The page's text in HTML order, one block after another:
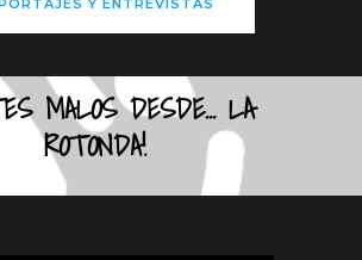
MALOS DESDE… LA
ROTONDA!